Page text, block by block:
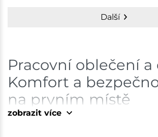
Pracovní oblečení a
Komfort a
na prvním místě
Správné pracovní oblečení a obuv
zobrazit více
Další